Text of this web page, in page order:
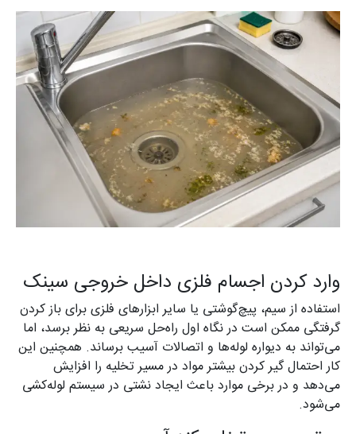
وارد کردن اجسام فلزی داخل خروجی سینک
استفاده از سیم، پیچ‌گوشتی یا سایر ابزارهای فلزی برای باز کردن
گرفتگی ممکن است در نگاه اول راه‌حل سریعی به نظر برسد، اما
می‌تواند به دیواره لوله‌ها و اتصالات آسیب برساند. همچنین این
کار احتمال گیر کردن بیشتر مواد در مسیر تخلیه را افزایش
می‌دهد و در برخی موارد باعث ایجاد نشتی در سیستم لوله‌کشی
می‌شود.